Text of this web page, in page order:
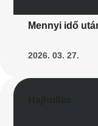
Mennyi idő
2026. 03. 27.